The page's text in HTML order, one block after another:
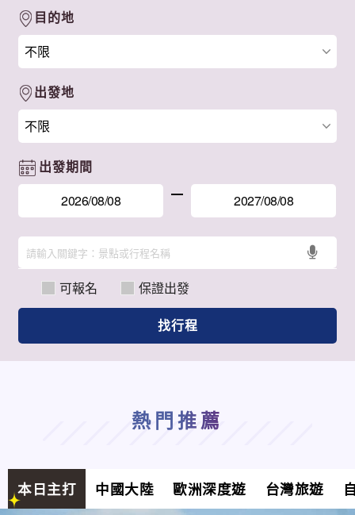
目的地
出發地
出發期間
可報名 保證出發
找行程
熱門推薦
本日主打 中國大陸 歐洲深度遊 台灣旅遊